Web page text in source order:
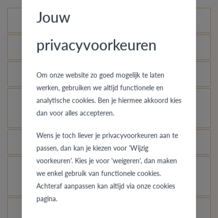
Mogelijke varianten
Wat is het echtheidscertificaat?
Hoe blijft je gouden ring er als nieuw uitzien?
Voor welke ringen is de diefstalverzekering
geldig?
Kan elke ring gegraveerd worden?
Hoe kan ik zien hoe de ring er uit ziet in een
andere kleur of breedte?
Jouw
privacyvoorkeuren
Om onze website zo goed mogelijk te laten
werken, gebruiken we altijd functionele en
analytische cookies. Ben je hiermee akkoord kies
dan voor alles accepteren.
Wens je toch liever je privacyvoorkeuren aan te
passen, dan kan je kiezen voor 'Wijzig
voorkeuren'. Kies je voor 'weigeren', dan maken
we enkel gebruik van functionele cookies.
Achteraf aanpassen kan altijd via onze cookies
pagina.